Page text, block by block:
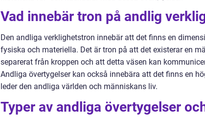
Vad innebär tron på andlig
Den andliga verklighetstron innebär att det finns en
fysiska och materiella. Det är tron på att det existerar en
separerat från kroppen och att detta väsen kan
Andliga övertygelser kan också innebära att det finns en
leder den andliga världen och människans liv.
Typer av andliga övertygelser